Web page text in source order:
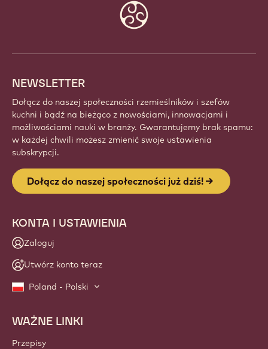
NEWSLETTER
Dołącz do naszej społeczności rzemieślników i szefów
kuchni i bądź na bieżąco z nowościami, innowacjami i
możliwościami nauki w branży. Gwarantujemy brak spamu:
w każdej chwili możesz zmienić swoje ustawienia
subskrypcji.
Dołącz do naszej społeczności już dziś!
KONTA I USTAWIENIA
Zaloguj
Utwórz konto teraz
Poland - Polski
Footer
Callebaut
WAŻNE LINKI
Przepisy